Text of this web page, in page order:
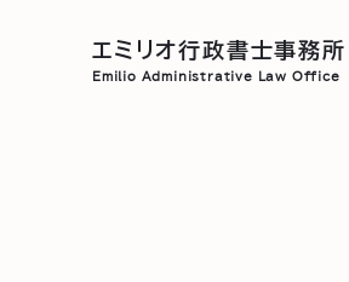
エミリオ行政書士事務所
Emilio Administrative Law Office